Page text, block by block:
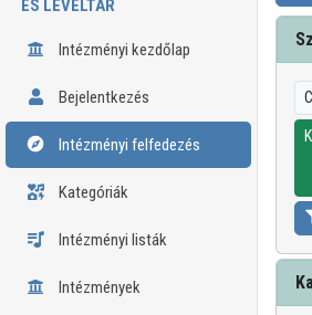
ÉS LEVÉLTÁR
Intézményi kezdőlap
Bejelentkezés
Intézményi felfedezés
Kategóriák
Intézményi listák
Intézmények